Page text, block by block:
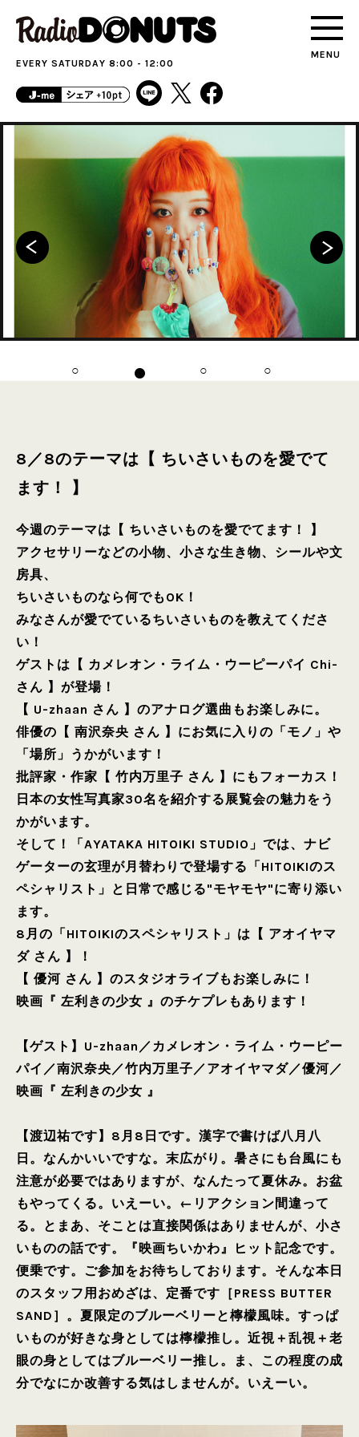
MENU
EVERY SATURDAY 8:00 - 12:00
8／8のテーマは【 ちいさいものを愛でて
ます！ 】
今週のテーマは【 ちいさいものを愛でてます！ 】
アクセサリーなどの小物、小さな生き物、シールや文
房具、
ちいさいものなら何でもOK！
みなさんが愛でているちいさいものを教えてくださ
い！
ゲストは【 カメレオン・ライム・ウーピーパイ Chi-
さん 】が登場！
【 U-zhaan さん 】のアナログ選曲もお楽しみに。
俳優の【 南沢奈央 さん 】にお気に入りの「モノ」や
「場所」うかがいます！
批評家・作家【 竹内万里子 さん 】にもフォーカス！
日本の女性写真家30名を紹介する展覧会の魅力をう
かがいます。
そして！「AYATAKA HITOIKI STUDIO」では、ナビ
ゲーターの玄理が月替わりで登場する「HITOIKIのス
ペシャリスト」と日常で感じる"モヤモヤ"に寄り添い
ます。
8月の「HITOIKIのスペシャリスト」は【 アオイヤマ
ダ さん 】！
【 優河 さん 】のスタジオライブもお楽しみに！
映画『 左利きの少女 』のチケプレもあります！
【ゲスト】 U-zhaan ／カメレオン・ライム・ウーピー
パイ ／南沢奈央／竹内万里子／アオイヤマダ／優河／
映画『 左利きの少女 』
【渡辺祐です】8月8日です。漢字で書けば八月八
日。なんかいいですな。末広がり。暑さにも台風にも
注意が必要ではありますが、なんたって夏休み。お盆
もやってくる。いえーい。←リアクション間違って
る。とまあ、そことは直接関係はありませんが、小さ
いものの話です。『映画ちいかわ』ヒット記念です。
便乗です。ご参加をお待ちしております。そんな本日
のスタッフ用おめざは、定番です［PRESS BUTTER
SAND］。夏限定のブルーベリーと檸檬風味。すっぱ
いものが好きな身としては檸檬推し。近視＋乱視＋老
眼の身としてはブルーベリー推し。ま、この程度の成
分でなにか改善する気はしませんが。いえーい。